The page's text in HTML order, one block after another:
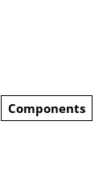
Components